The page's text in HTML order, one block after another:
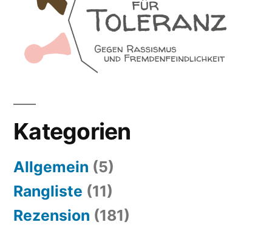
Kategorien
Allgemein (5)
Rangliste (11)
Rezension (181)